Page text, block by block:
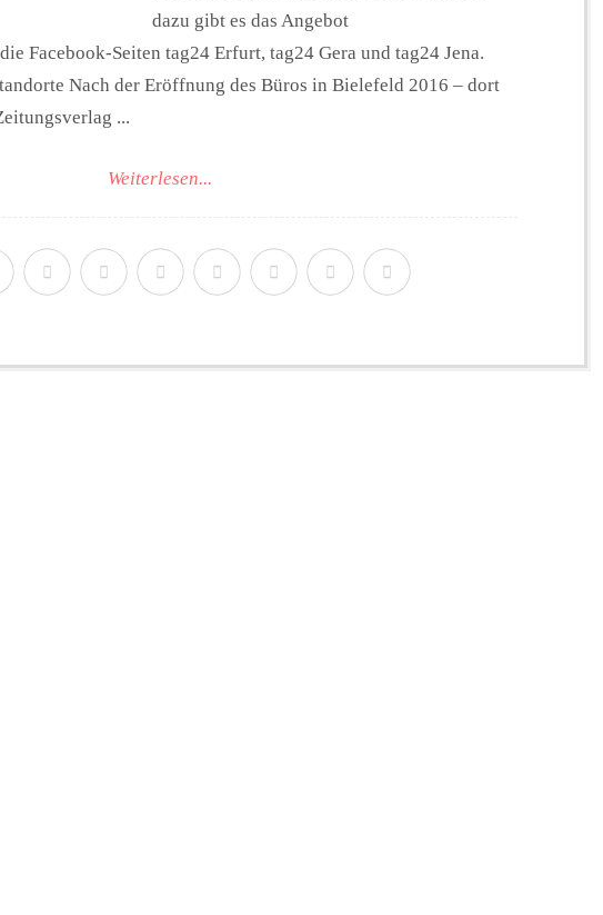
dazu gibt es das Angebot
Facebook-Seiten tag24 Erfurt, tag24 Gera und tag24 Jena.
Nach der Eröffnung des Büros in Bielefeld 2016 – dort
...
Weiterlesen...